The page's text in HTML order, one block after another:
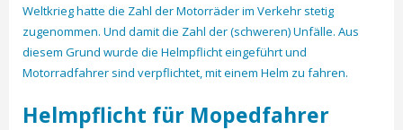
Weltkrieg hatte die Zahl der Motorräder im Verkehr stetig
zugenommen. Und damit die Zahl der (schweren) Unfälle. Aus
diesem Grund wurde die Helmpflicht eingeführt und
Motorradfahrer sind verpflichtet, mit einem Helm zu fahren.
Helmpflicht für Mopedfahrer